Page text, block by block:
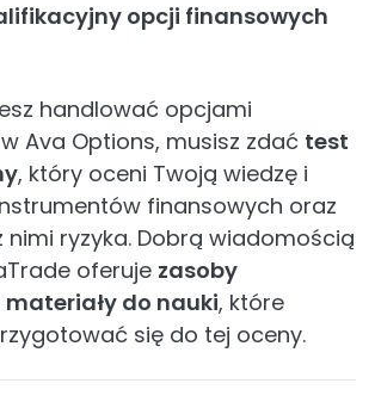
opcji finansowych
handlować opcjami
Ava Options, musisz zdać test
, który oceni Twoją wiedzę i
finansowych oraz
nimi ryzyka. Dobrą wiadomością
oferuje zasoby
materiały do nauki, które
się do tej oceny.